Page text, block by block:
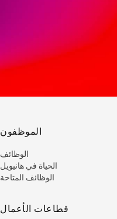
الموظفون
الوظائف
الحياة في هانيويل
الوظائف المتاحة
قطاعات الأعمال